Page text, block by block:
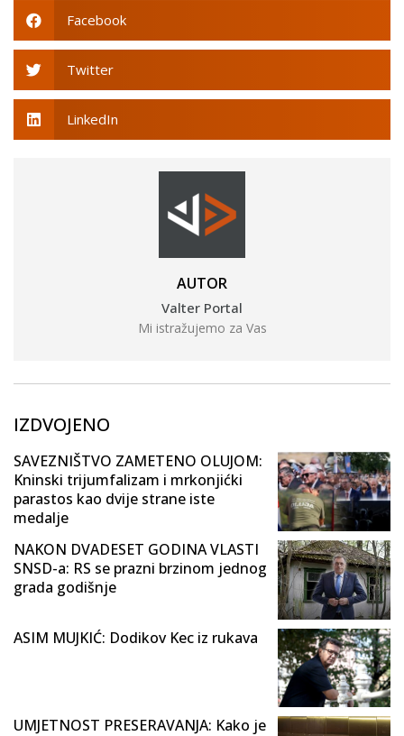
Facebook
Twitter
LinkedIn
AUTOR
Valter Portal
Mi istražujemo za Vas
IZDVOJENO
SAVEZNIŠTVO ZAMETENO OLUJOM:
Kninski trijumfalizam i mrkonjićki
parastos kao dvije strane iste
medalje
NAKON DVADESET GODINA VLASTI
SNSD-a: RS se prazni brzinom jednog
grada godišnje
ASIM MUJKIĆ: Dodikov Kec iz rukava
UMJETNOST PRESERAVANJA: Kako je